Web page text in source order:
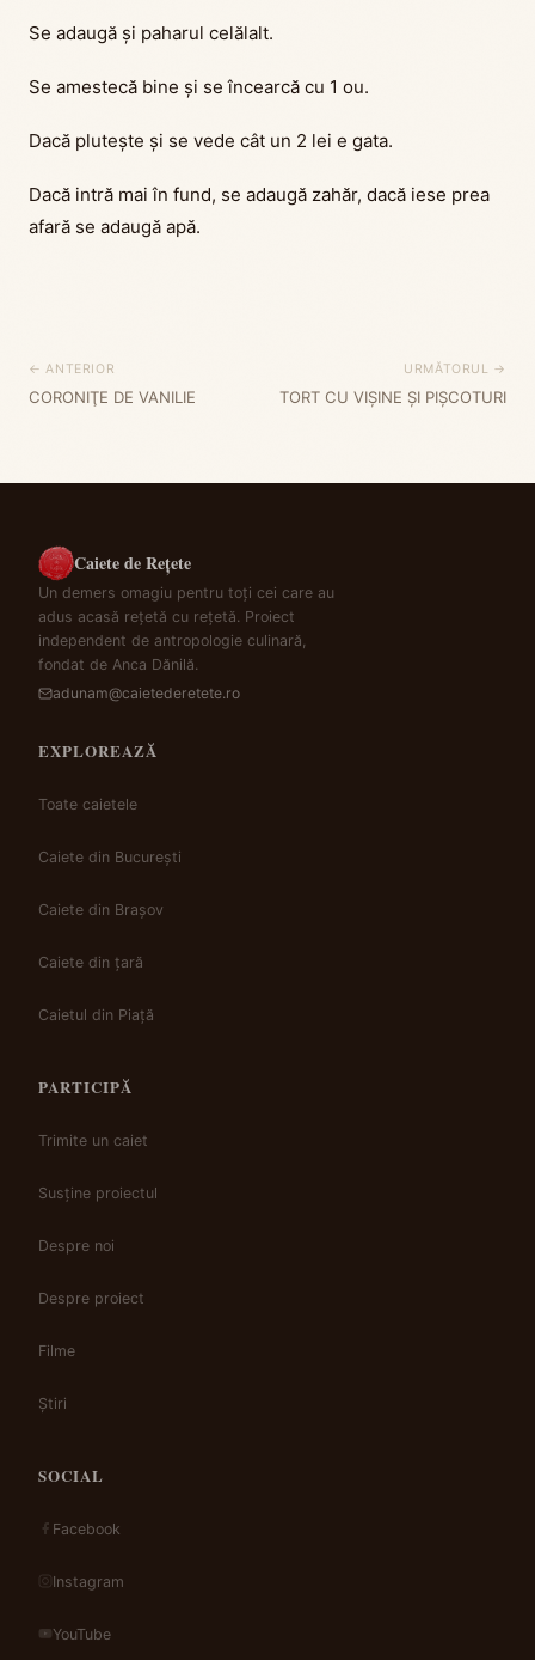
Se adaugă și paharul celălalt.
Se amestecă bine și se încearcă cu 1 ou.
Dacă plutește și se vede cât un 2 lei e gata.
Dacă intră mai în fund, se adaugă zahăr, dacă iese prea
afară se adaugă apă.
← ANTERIOR
CORONIŢE DE VANILIE
URMĂTORUL →
TORT CU VIŞINE ŞI PIŞCOTURI
Caiete de Rețete
Un demers omagiu pentru toți cei care au
adus acasă rețetă cu rețetă. Proiect
independent de antropologie culinară,
fondat de Anca Dănilă.
adunam@caietederetete.ro
EXPLOREAZĂ
Toate caietele
Caiete din București
Caiete din Brașov
Caiete din țară
Caietul din Piață
PARTICIPĂ
Trimite un caiet
Susține proiectul
Despre noi
Despre proiect
Filme
Știri
SOCIAL
Facebook
Instagram
YouTube